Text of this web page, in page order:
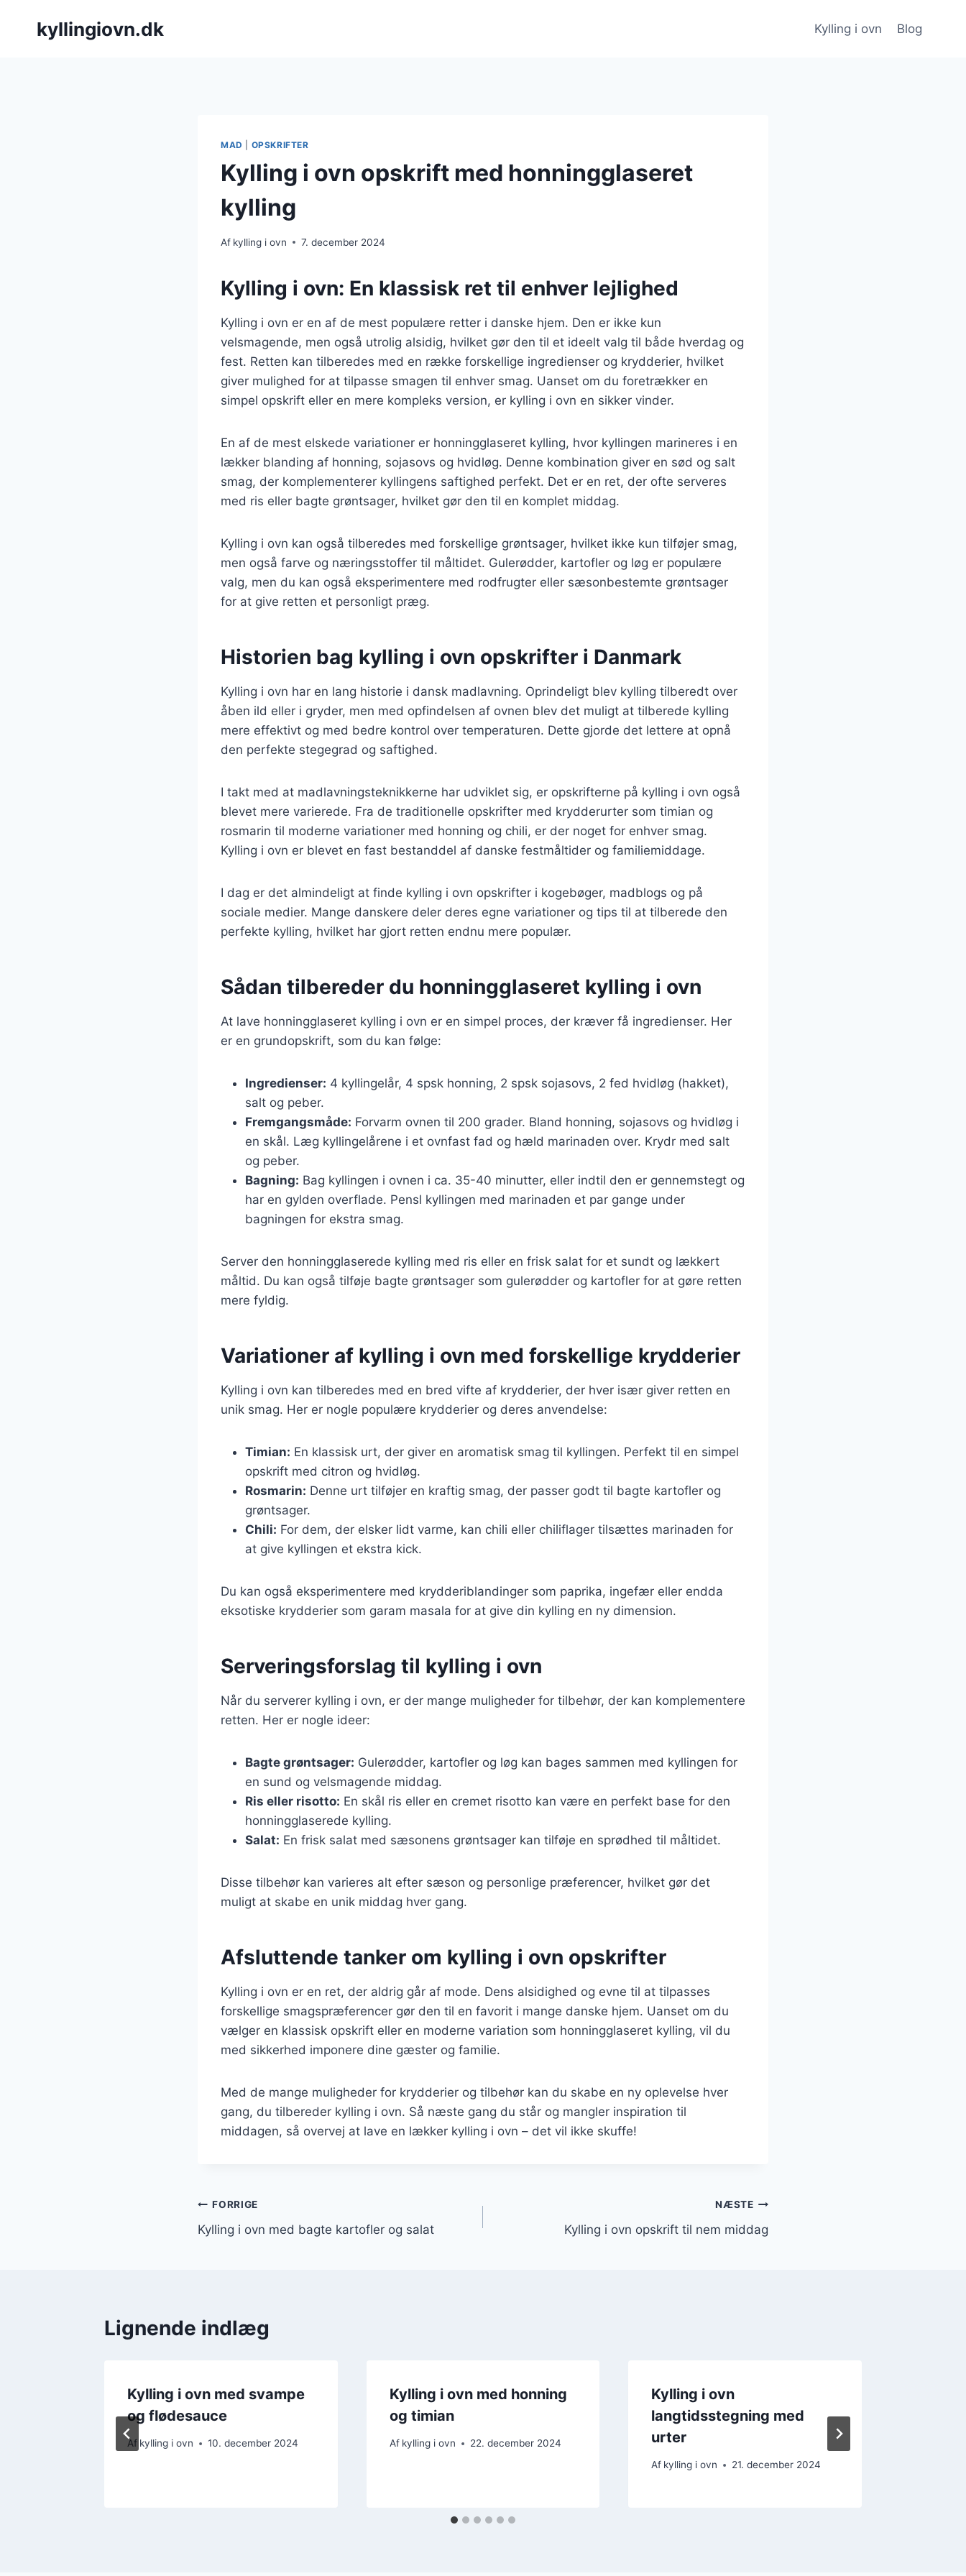
kyllingiovn.dk Kylling i ovn Blog
MAD OPSKRIFTER
Kylling i ovn opskrift med honningglaseret
kylling
Af kylling i ovn 7. december 2024
Kylling i ovn: En klassisk ret til enhver lejlighed
Kylling i ovn er en af de mest populære retter i danske hjem. Den er ikke kun
velsmagende, men også utrolig alsidig, hvilket gør den til et ideelt valg til både hverdag og
fest. Retten kan tilberedes med en række forskellige ingredienser og krydderier, hvilket
giver mulighed for at tilpasse smagen til enhver smag. Uanset om du foretrækker en
simpel opskrift eller en mere kompleks version, er kylling i ovn en sikker vinder.
En af de mest elskede variationer er honningglaseret kylling, hvor kyllingen marineres i en
lækker blanding af honning, sojasovs og hvidløg. Denne kombination giver en sød og salt
smag, der komplementerer kyllingens saftighed perfekt. Det er en ret, der ofte serveres
med ris eller bagte grøntsager, hvilket gør den til en komplet middag.
Kylling i ovn kan også tilberedes med forskellige grøntsager, hvilket ikke kun tilføjer smag,
men også farve og næringsstoffer til måltidet. Gulerødder, kartofler og løg er populære
valg, men du kan også eksperimentere med rodfrugter eller sæsonbestemte grøntsager
for at give retten et personligt præg.
Historien bag kylling i ovn opskrifter i Danmark
Kylling i ovn har en lang historie i dansk madlavning. Oprindeligt blev kylling tilberedt over
åben ild eller i gryder, men med opfindelsen af ovnen blev det muligt at tilberede kylling
mere effektivt og med bedre kontrol over temperaturen. Dette gjorde det lettere at opnå
den perfekte stegegrad og saftighed.
I takt med at madlavningsteknikkerne har udviklet sig, er opskrifterne på kylling i ovn også
blevet mere varierede. Fra de traditionelle opskrifter med krydderurter som timian og
rosmarin til moderne variationer med honning og chili, er der noget for enhver smag.
Kylling i ovn er blevet en fast bestanddel af danske festmåltider og familiemiddage.
I dag er det almindeligt at finde kylling i ovn opskrifter i kogebøger, madblogs og på
sociale medier. Mange danskere deler deres egne variationer og tips til at tilberede den
perfekte kylling, hvilket har gjort retten endnu mere populær.
Sådan tilbereder du honningglaseret kylling i ovn
At lave honningglaseret kylling i ovn er en simpel proces, der kræver få ingredienser. Her
er en grundopskrift, som du kan følge:
Ingredienser: 4 kyllingelår, 4 spsk honning, 2 spsk sojasovs, 2 fed hvidløg (hakket),
salt og peber.
Fremgangsmåde: Forvarm ovnen til 200 grader. Bland honning, sojasovs og hvidløg i
en skål. Læg kyllingelårene i et ovnfast fad og hæld marinaden over. Krydr med salt
og peber.
Bagning: Bag kyllingen i ovnen i ca. 35-40 minutter, eller indtil den er gennemstegt og
har en gylden overflade. Pensl kyllingen med marinaden et par gange under
bagningen for ekstra smag.
Server den honningglaserede kylling med ris eller en frisk salat for et sundt og lækkert
måltid. Du kan også tilføje bagte grøntsager som gulerødder og kartofler for at gøre retten
mere fyldig.
Variationer af kylling i ovn med forskellige krydderier
Kylling i ovn kan tilberedes med en bred vifte af krydderier, der hver især giver retten en
unik smag. Her er nogle populære krydderier og deres anvendelse:
Timian: En klassisk urt, der giver en aromatisk smag til kyllingen. Perfekt til en simpel
opskrift med citron og hvidløg.
Rosmarin: Denne urt tilføjer en kraftig smag, der passer godt til bagte kartofler og
grøntsager.
Chili: For dem, der elsker lidt varme, kan chili eller chiliflager tilsættes marinaden for
at give kyllingen et ekstra kick.
Du kan også eksperimentere med krydderiblandinger som paprika, ingefær eller endda
eksotiske krydderier som garam masala for at give din kylling en ny dimension.
Serveringsforslag til kylling i ovn
Når du serverer kylling i ovn, er der mange muligheder for tilbehør, der kan komplementere
retten. Her er nogle ideer:
Bagte grøntsager: Gulerødder, kartofler og løg kan bages sammen med kyllingen for
en sund og velsmagende middag.
Ris eller risotto: En skål ris eller en cremet risotto kan være en perfekt base for den
honningglaserede kylling.
Salat: En frisk salat med sæsonens grøntsager kan tilføje en sprødhed til måltidet.
Disse tilbehør kan varieres alt efter sæson og personlige præferencer, hvilket gør det
muligt at skabe en unik middag hver gang.
Afsluttende tanker om kylling i ovn opskrifter
Kylling i ovn er en ret, der aldrig går af mode. Dens alsidighed og evne til at tilpasses
forskellige smagspræferencer gør den til en favorit i mange danske hjem. Uanset om du
vælger en klassisk opskrift eller en moderne variation som honningglaseret kylling, vil du
med sikkerhed imponere dine gæster og familie.
Med de mange muligheder for krydderier og tilbehør kan du skabe en ny oplevelse hver
gang, du tilbereder kylling i ovn. Så næste gang du står og mangler inspiration til
middagen, så overvej at lave en lækker kylling i ovn – det vil ikke skuffe!
Indlægsnavigation
FORRIGE
Kylling i ovn med bagte kartofler og salat
NÆSTE
Kylling i ovn opskrift til nem middag
Lignende indlæg
Kylling i ovn med svampe
og flødesauce
Af kylling i ovn 10. december 2024
Kylling i ovn med honning
og timian
Af kylling i ovn 22. december 2024
Kylling i ovn
langtidsstegning med
urter
Af kylling i ovn 21. december 2024